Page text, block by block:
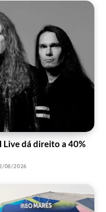
dá direito a 40%
08/2026